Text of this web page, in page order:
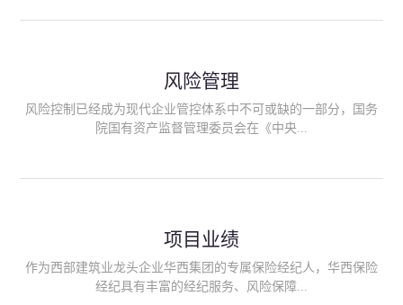
险产品；（六）保险招投标业务。随着业务的开展，华西经纪会
供专业、优质的保险经纪服务。
风险管理
风险控制已经成为现代企业管控体系中不可或缺的一部分，国务
院国有资产监督管理委员会在《中央...
能够为客户降低风险管理成本，提高经营效率；能够为企业提供
从风险评估、风险分析、风险防范、风险转移到灾后防损、索赔
等全方位、全过程、专家式的服务，拓展和深化由保险公司提供
项目业绩
作为西部建筑业龙头企业华西集团的专属保险经纪人，华西保险
经纪具有丰富的经纪服务、风险保障...